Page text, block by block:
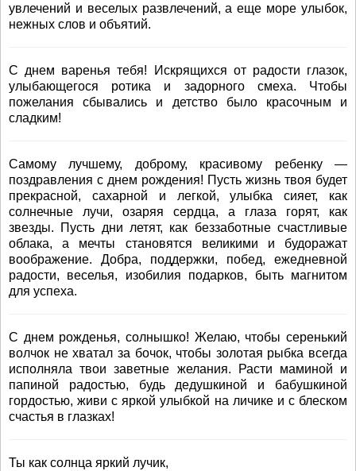
увлечений и веселых развлечений, а еще море улыбок,
нежных слов и объятий.
С днем варенья тебя! Искрящихся от радости глазок,
улыбающегося ротика и задорного смеха. Чтобы
пожелания сбывались и детство было красочным и
сладким!
Самому лучшему, доброму, красивому ребенку —
поздравления с днем рождения! Пусть жизнь твоя будет
прекрасной, сахарной и легкой, улыбка сияет, как
солнечные лучи, озаряя сердца, а глаза горят, как
звезды. Пусть дни летят, как беззаботные счастливые
облака, а мечты становятся великими и будоражат
воображение. Добра, поддержки, побед, ежедневной
радости, веселья, изобилия подарков, быть магнитом
для успеха.
С днем рожденья, солнышко! Желаю, чтобы серенький
волчок не хватал за бочок, чтобы золотая рыбка всегда
исполняла твои заветные желания. Расти маминой и
папиной радостью, будь дедушкиной и бабушкиной
гордостью, живи с яркой улыбкой на личике и с блеском
счастья в глазках!
Ты как солнца яркий лучик,